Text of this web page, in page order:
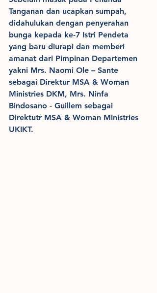
Tanganan dan ucapkan sumpah,
didahulukan dengan penyerahan
bunga kepada ke-7 Istri Pendeta
yang baru diurapi dan memberi
amanat dari Pimpinan Departemen
yakni Mrs. Naomi Ole – Sante
sebagai Direktur MSA & Woman
Ministries DKM, Mrs. Ninfa
Bindosano - Guillem sebagai
Direktutr MSA & Woman Ministries
UKIKT.